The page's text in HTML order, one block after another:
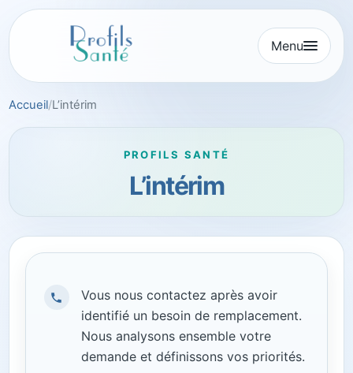
Aller
au
Menu
Accueil L’intérim
PROFILS SANTÉ
L’intérim
Vous nous contactez après avoir
identifié un besoin de remplacement.
Nous analysons ensemble votre
demande et définissons vos priorités.